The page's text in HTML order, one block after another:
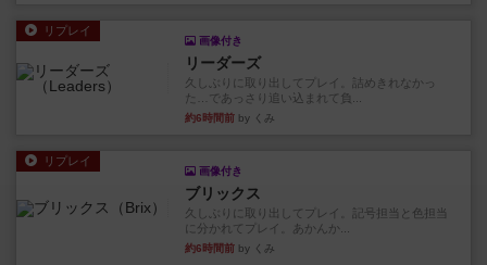
リプレイ
画像付き
リーダーズ
久しぶりに取り出してプレイ。詰めきれなかっ
た…であっさり追い込まれて負...
約6時間前 by くみ
リプレイ
画像付き
ブリックス
久しぶりに取り出してプレイ。記号担当と色担当
に分かれてプレイ。あかんか...
約6時間前 by くみ